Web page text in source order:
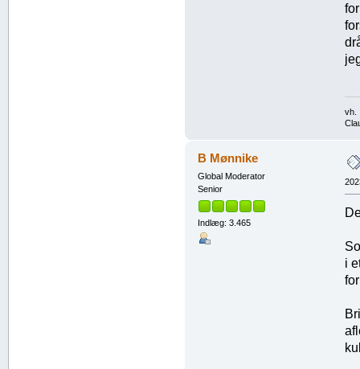
vh.
B Mønnike
Global Moderator
Senior
Indlæg: 3.465
i